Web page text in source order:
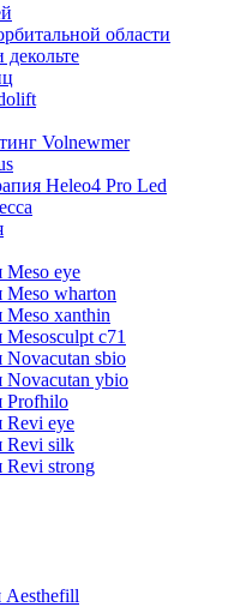
области
Volnewmer
Heleo4 Pro Led
Meso eye
Meso wharton
Meso xanthin
c71
Novacutan sbio
Novacutan ybio
Profhilo
Revi eye
Revi silk
Revi strong
Aesthefill